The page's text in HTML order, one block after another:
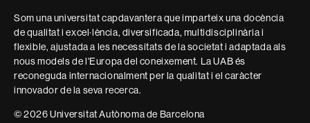
Som una universitat capdavantera que imparteix una docència
de qualitat i excel·lència, diversificada, multidisciplinària i
flexible, ajustada a les necessitats de la societat i adaptada als
nous models de l'Europa del coneixement. La UAB és
reconeguda internacionalment per la qualitat i el caràcter
innovador de la seva recerca.
© 2026 Universitat Autònoma de Barcelona